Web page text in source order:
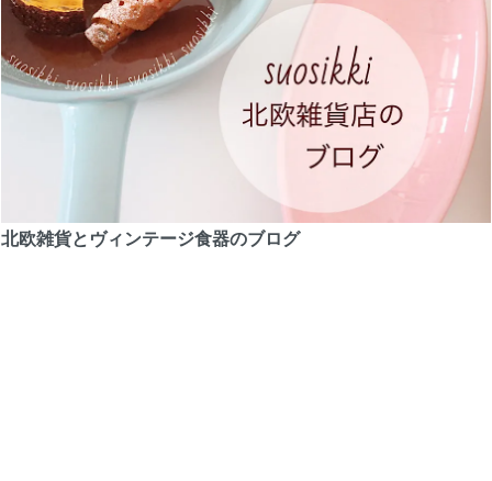
北欧雑貨とヴィンテージ食器のブログ